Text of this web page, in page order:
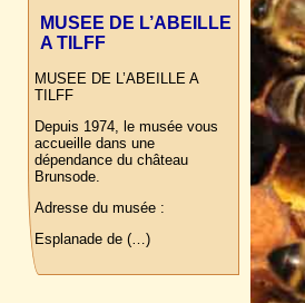
MUSEE DE L’ABEILLE
A TILFF
MUSEE DE L’ABEILLE A
TILFF
Depuis 1974, le musée vous
accueille dans une
dépendance du château
Brunsode.
Adresse du musée :
Esplanade de (…)